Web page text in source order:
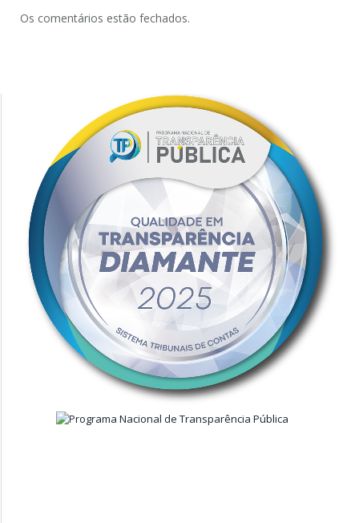
Os comentários estão fechados.